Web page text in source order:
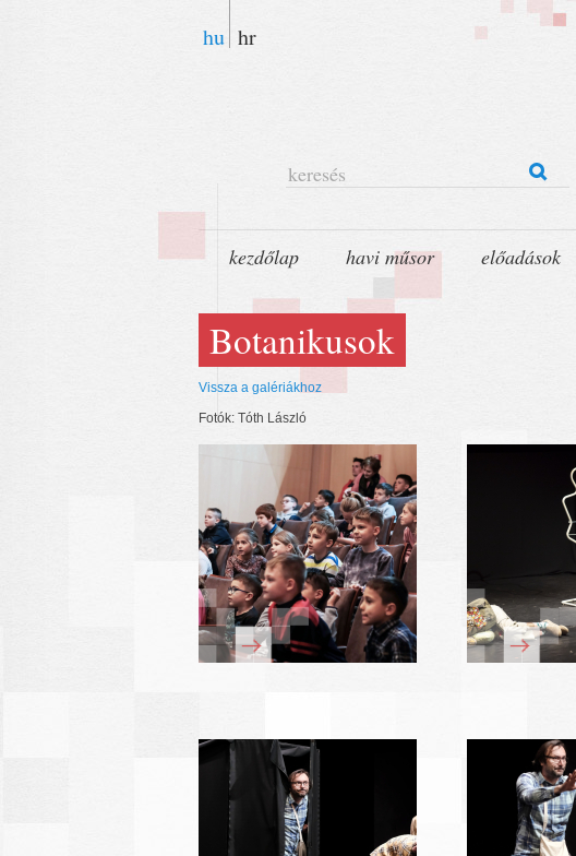
hu hr
keresés
kezdőlap havi műsor előadások
Botanikusok
Vissza a galériákhoz
Fotók: Tóth László